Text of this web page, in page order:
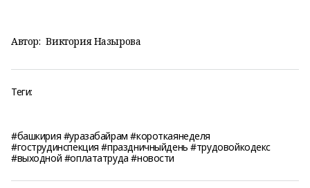
Автор: Виктория Назырова
Теги:
#башкирия #уразабайрам #короткаянеделя
#гострудинспекция #праздничныйдень #трудовойкодекс
#выходной #оплататруда #новости